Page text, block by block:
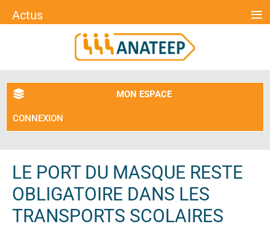
MON ESPACE
CONNEXION
LE PORT DU MASQUE RESTE
OBLIGATOIRE DANS LES
TRANSPORTS SCOLAIRES
Actus ≡